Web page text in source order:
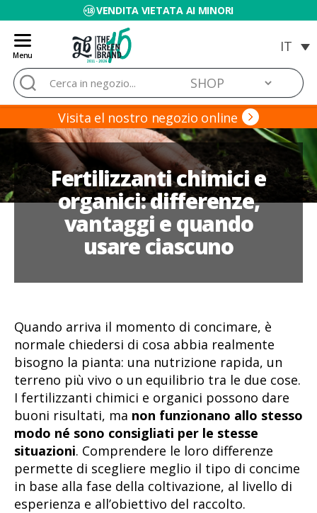
VENDITA VIETATA AI MINORI
Menu
Blog
de
Grow
Barato
Cerca:
Visita el nostro negozio online
Fertilizzanti chimici e
organici: differenze,
vantaggi e quando
usare ciascuno
Quando arriva il momento di concimare, è
normale chiedersi di cosa abbia realmente
bisogno la pianta: una nutrizione rapida, un
terreno più vivo o un equilibrio tra le due cose.
I fertilizzanti chimici e organici possono dare
buoni risultati, ma non funzionano allo stesso
modo né sono consigliati per le stesse
situazioni. Comprendere le loro differenze
permette di scegliere meglio il tipo di concime
in base alla fase della coltivazione, al livello di
esperienza e all’obiettivo del raccolto.